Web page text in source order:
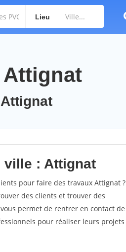
Lieu
ville : Attignat
pour faire des travaux Attignat ?
des clients et trouver des
permet de rentrer en contact de
pour réaliser leurs projets